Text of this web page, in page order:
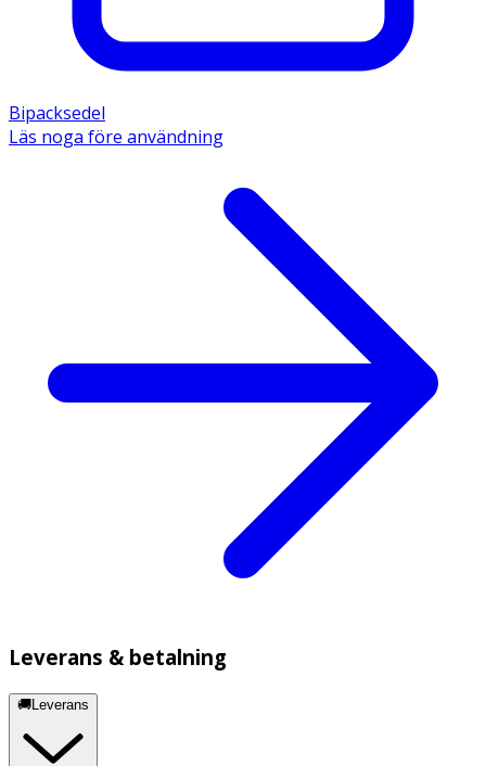
Bipacksedel
Läs noga före användning
Leverans & betalning
🚚Leverans